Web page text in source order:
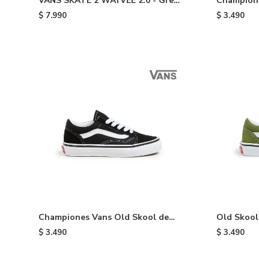
Scale & Red
$ 7.990
de niño -
$ 3.490
Championes Vans Old Skool de
niño - Black
$ 3.490
Old Skool
$ 3.490